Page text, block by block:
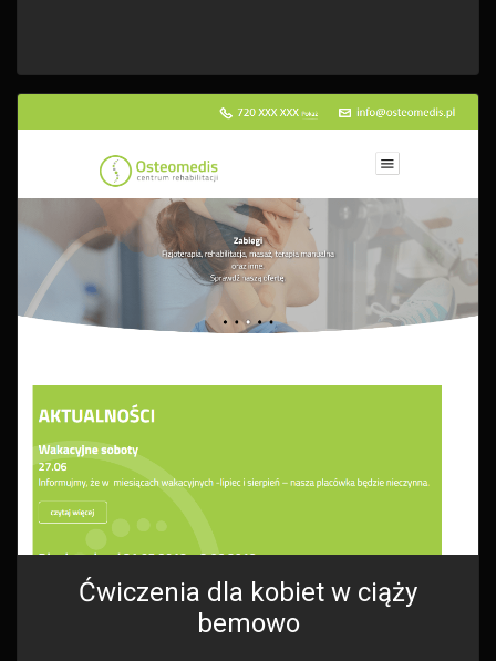
Ćwiczenia dla kobiet w ciąży
bemowo